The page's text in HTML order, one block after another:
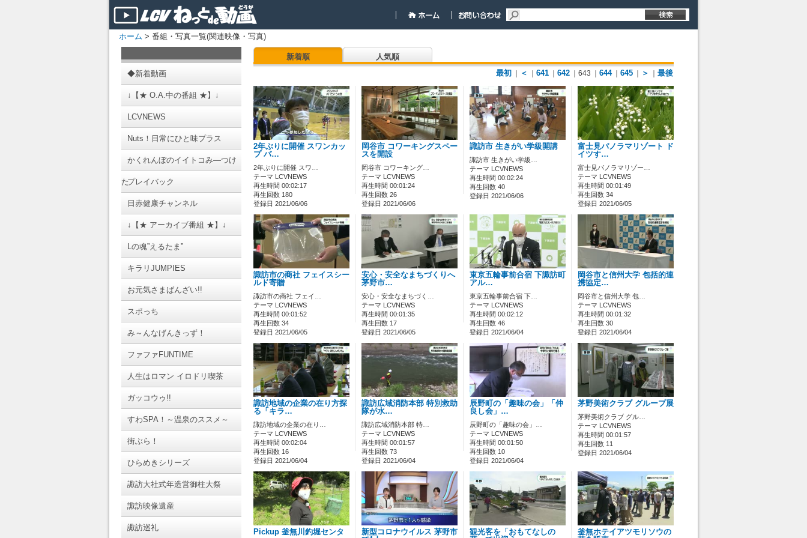
ホーム > 番組・写真一覧(関連映像・写真)
◆新着動画
↓【★ O.A.中の番組 ★】↓
LCVNEWS
Nuts！日常にひと味プラス
かくれんぼのイイトコみ―つけ
たプレイバック
日赤健康チャンネル
↓【★ アーカイブ番組 ★】↓
Lの魂”えるたま”
キラリJUMPIES
お元気さまばんざい!!
スポっち
み～んなげんきっず！
ファファFUNTIME
人生はロマン イロドリ喫茶
ガッコウゥ!!
すわSPA！～温泉のススメ～
街ぶら！
ひらめきシリーズ
諏訪大社式年造営御柱大祭
諏訪映像遺産
諏訪巡礼
新着順
人気順
最初
＜ 641 642 ｜643 644 645 ＞ 最後
2年ぶりに開催 スワンカッ
プ バ…
2年ぶりに開催 スワ…
テーマ LCVNEWS
再生時間 00:02:17
再生回数 180
登録日 2021/06/06
岡谷市 コワーキングスペー
スを開設
岡谷市 コワーキング…
テーマ LCVNEWS
再生時間 00:01:24
再生回数 26
登録日 2021/06/06
諏訪市 生きがい学級開講
諏訪市 生きがい学級…
テーマ LCVNEWS
再生時間 00:02:24
再生回数 40
登録日 2021/06/06
富士見パノラマリゾート ド
イツす…
富士見パノラマリゾー…
テーマ LCVNEWS
再生時間 00:01:49
再生回数 34
登録日 2021/06/05
諏訪市の商社 フェイスシー
ルド寄贈
諏訪市の商社 フェイ…
テーマ LCVNEWS
再生時間 00:01:52
再生回数 34
登録日 2021/06/05
安心・安全なまちづくりへ
茅野市…
安心・安全なまちづく…
テーマ LCVNEWS
再生時間 00:01:35
再生回数 17
登録日 2021/06/05
東京五輪事前合宿 下諏訪町
アル…
東京五輪事前合宿 下…
テーマ LCVNEWS
再生時間 00:02:12
再生回数 46
登録日 2021/06/04
岡谷市と信州大学 包括的連
携協定…
岡谷市と信州大学 包…
テーマ LCVNEWS
再生時間 00:01:32
再生回数 30
登録日 2021/06/04
諏訪地域の企業の在り方探
る「キラ…
諏訪地域の企業の在り…
テーマ LCVNEWS
再生時間 00:02:04
再生回数 16
登録日 2021/06/04
諏訪広域消防本部 特別救助
隊が水…
諏訪広域消防本部 特…
テーマ LCVNEWS
再生時間 00:01:57
再生回数 73
登録日 2021/06/04
辰野町の「趣味の会」「仲
良し会」…
辰野町の「趣味の会」…
テーマ LCVNEWS
再生時間 00:01:50
再生回数 10
登録日 2021/06/04
茅野美術クラブ グループ展
茅野美術クラブ グル…
テーマ LCVNEWS
再生時間 00:01:57
再生回数 11
登録日 2021/06/04
Pickup 釜無川釣堀センタ
新型コロナウイルス 茅野市
観光客を「おもてなしの
釜無ホテイアツモリソウの